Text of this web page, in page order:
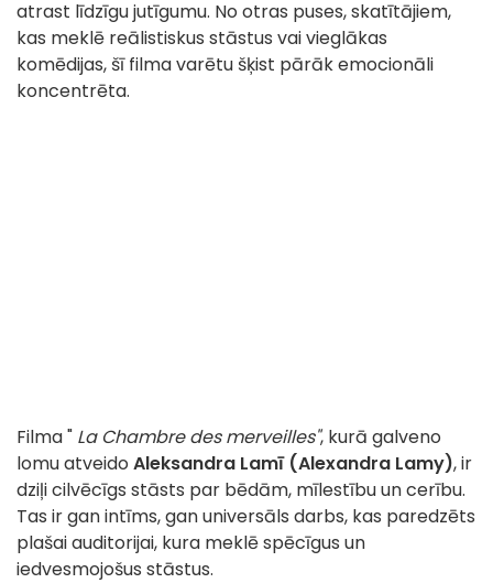
atrast līdzīgu jutīgumu. No otras puses, skatītājiem,
kas meklē reālistiskus stāstus vai vieglākas
komēdijas, šī filma varētu šķist pārāk emocionāli
koncentrēta.
Filma " La Chambre des merveilles", kurā galveno
lomu atveido Aleksandra Lamī (Alexandra Lamy), ir
dziļi cilvēcīgs stāsts par bēdām, mīlestību un cerību.
Tas ir gan intīms, gan universāls darbs, kas paredzēts
plašai auditorijai, kura meklē spēcīgus un
iedvesmojošus stāstus.